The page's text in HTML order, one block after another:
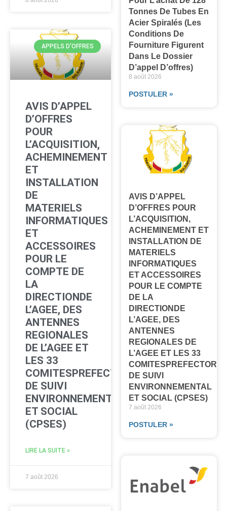
APPELS D'OFFRES
AVIS D’APPEL
D’OFFRES
POUR
L’ACQUISITION,
ACHEMINEMENT
ET
INSTALLATION
DE
MATERIELS
INFORMATIQUES
ET
ACCESSOIRES
POUR LE
COMPTE DE
LA
DIRECTIONDE
L’AGEE, DES
ANTENNES
REGIONALES
DE L’AGEE ET
LES 33
COMITESPREFECTORAUX
DE SUIVI
ENVIRONNEMENTAL
ET SOCIAL
(CPSES)
LIRE LA SUITE »
7 août 2026
Tonnes De Tubes En
Acier Spiralés (les
Conditions De
Fourniture Figurent
Dans Le Dossier
D’appel D’offres)
8 août 2026
POSTULER »
AVIS D’APPEL
D’OFFRES POUR
L’ACQUISITION,
ACHEMINEMENT ET
INSTALLATION DE
MATERIELS
INFORMATIQUES
ET ACCESSOIRES
POUR LE COMPTE
DE LA
DIRECTIONDE
L’AGEE, DES
ANTENNES
REGIONALES DE
L’AGEE ET LES 33
DE SUIVI
ENVIRONNEMENTAL
ET SOCIAL (CPSES)
7 août 2026
POSTULER »